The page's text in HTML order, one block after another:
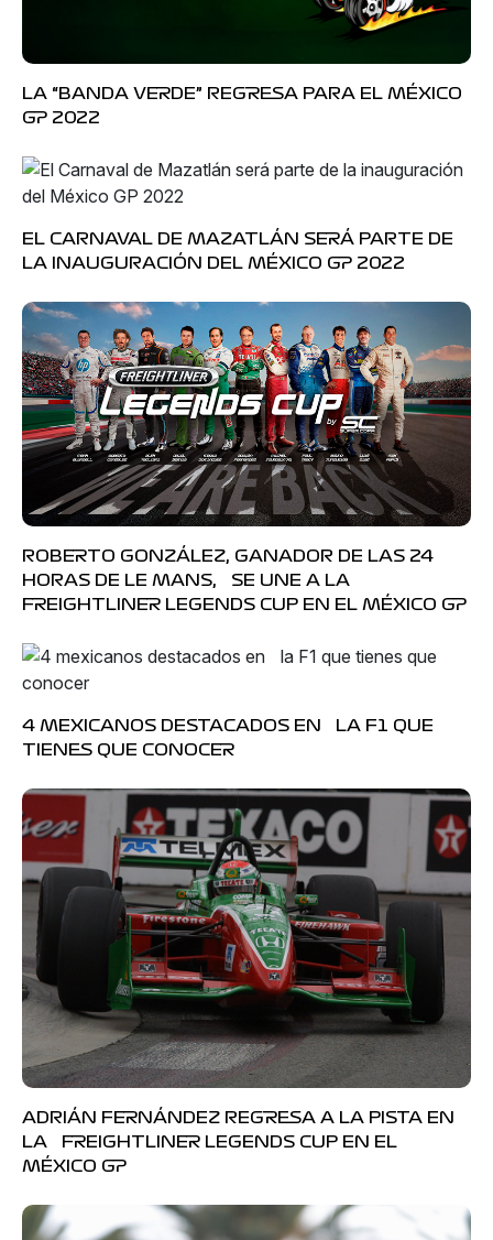
LA “BANDA VERDE” REGRESA PARA EL MÉXICO
GP 2022
EL CARNAVAL DE MAZATLÁN SERÁ PARTE DE
LA INAUGURACIÓN DEL MÉXICO GP 2022
ROBERTO GONZÁLEZ, GANADOR DE LAS 24
HORAS DE LE MANS, SE UNE A LA
FREIGHTLINER LEGENDS CUP EN EL MÉXICO GP
4 MEXICANOS DESTACADOS EN LA F1 QUE
TIENES QUE CONOCER
ADRIÁN FERNÁNDEZ REGRESA A LA PISTA EN
LA FREIGHTLINER LEGENDS CUP EN EL
MÉXICO GP